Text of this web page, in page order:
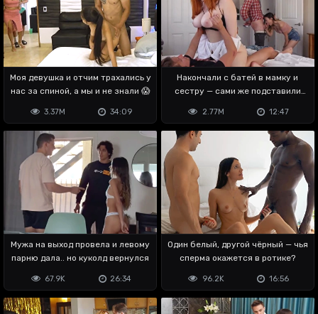
Моя девушка и отчим трахались у
нас за спиной, а мы и не знали 😱
34:09
3.37M
Накончали с батей в мамку и
сестру — сами же подставили
12:47
2.77M
Мужа на выход провела и левому
парню дала.. но куколд вернулся
26:34
67.9K
Один белый, другой чёрный — чья
сперма окажется в ротике?
16:56
96.2K